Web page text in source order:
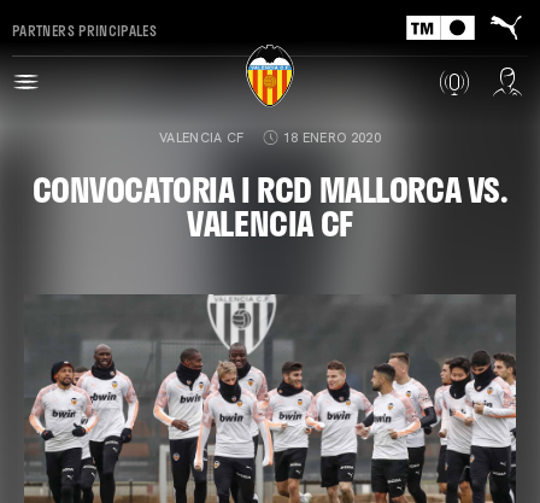
PARTNERS PRINCIPALES
VALENCIA CF 18 ENERO 2020
CONVOCATORIA I RCD MALLORCA VS.
VALENCIA CF